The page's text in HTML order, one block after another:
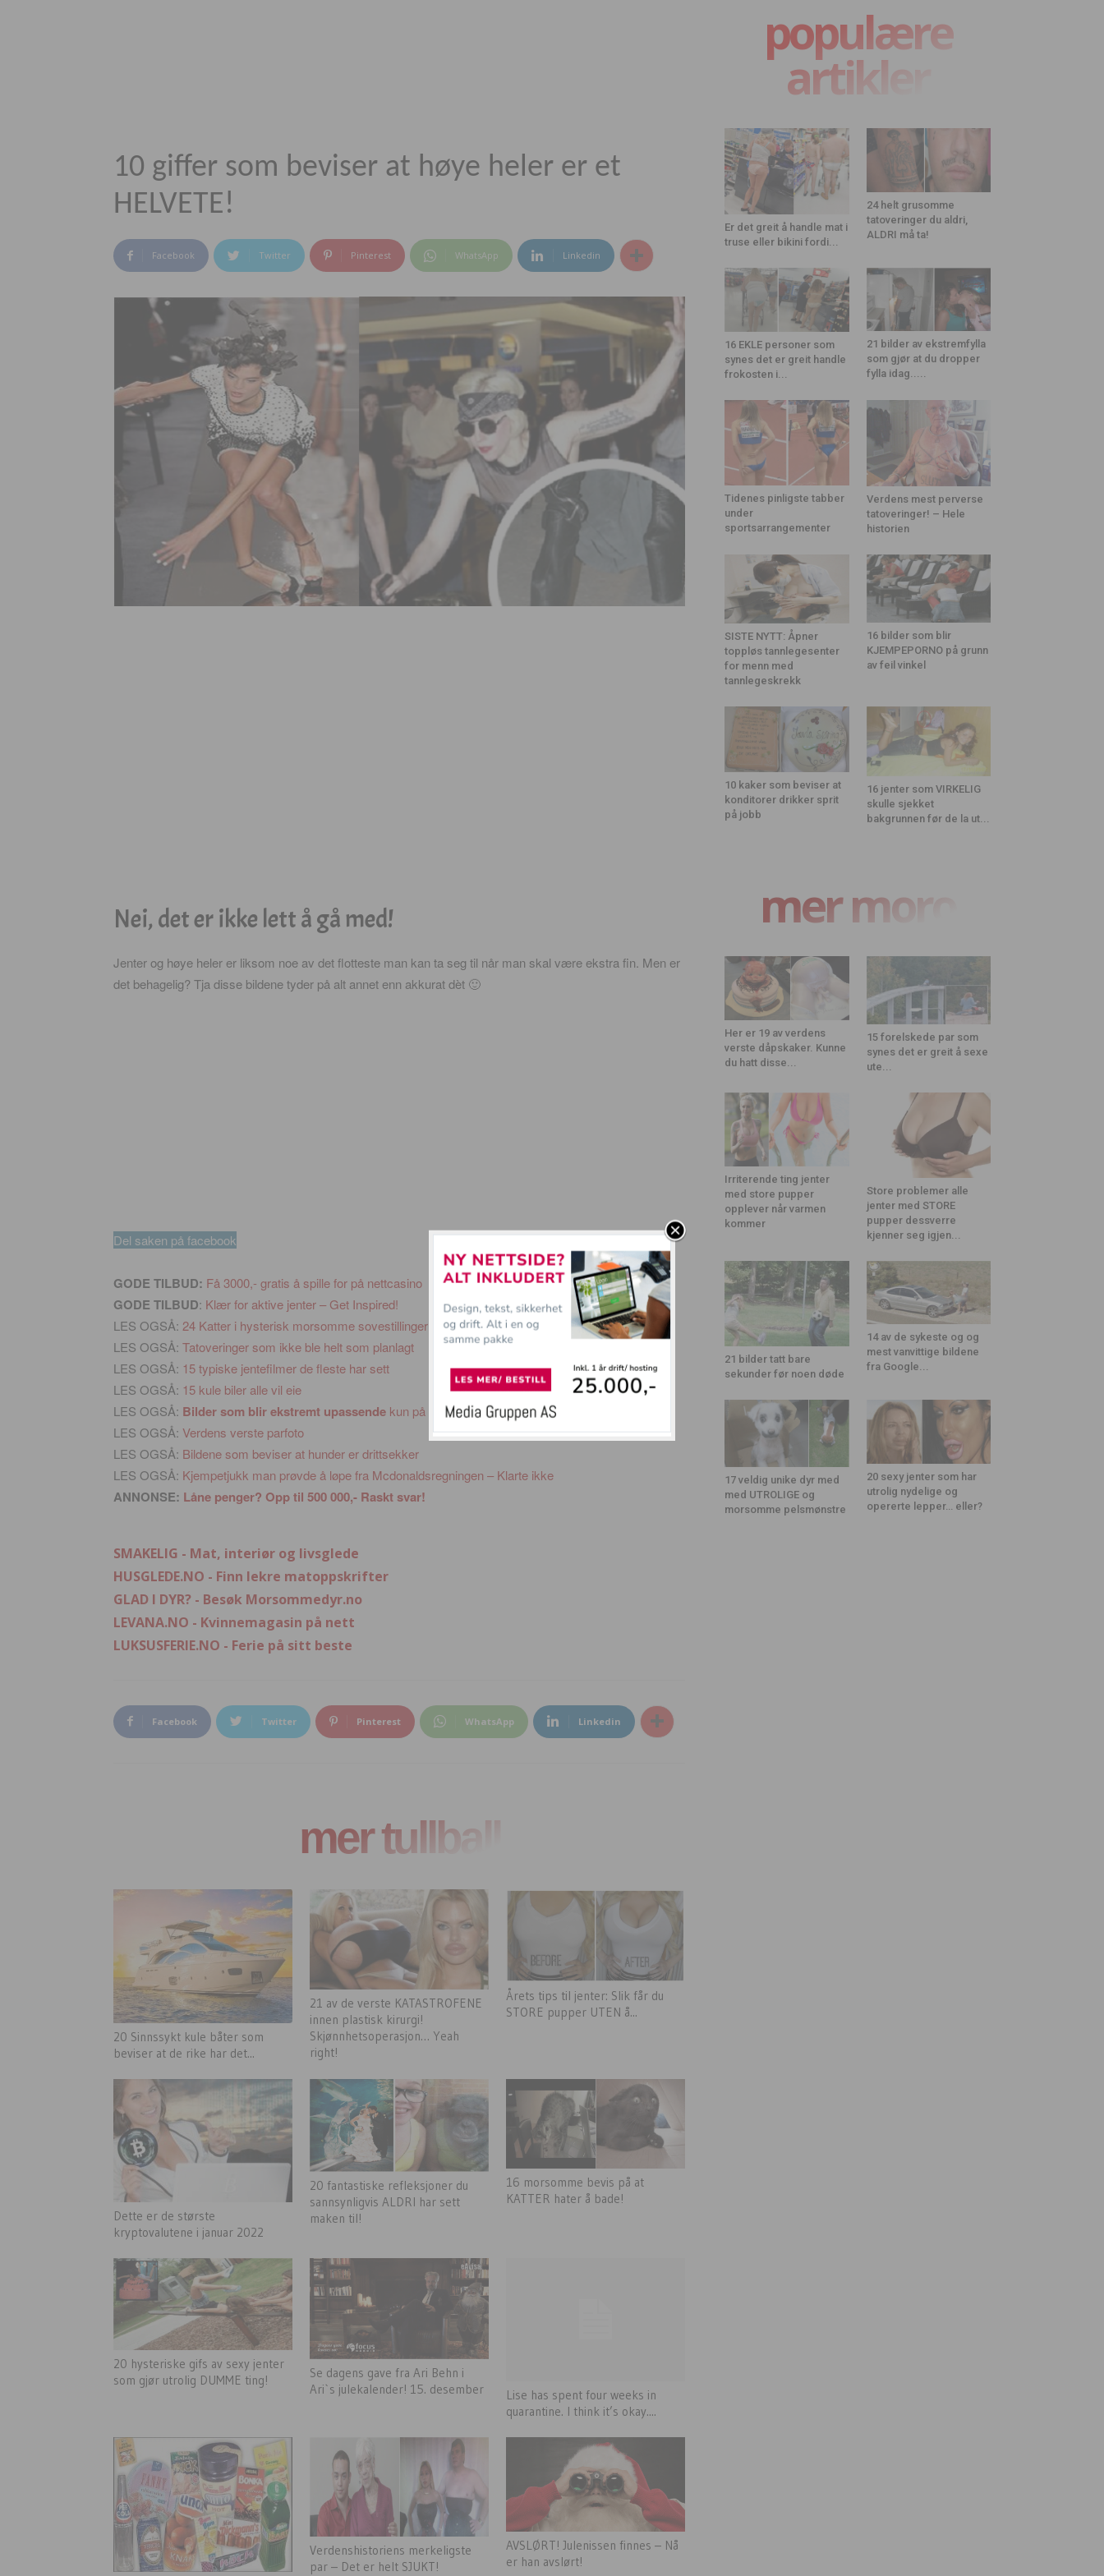
10 giffer som beviser at høye heler er et
HELVETE!
Facebook Twitter Pinterest WhatsApp Linkedin
Nei, det er ikke lett å gå med!
Jenter og høye heler er liksom noe av det flotteste man kan ta seg til når man skal være ekstra fin. Men er
det behagelig? Tja disse bildene tyder på alt annet enn akkurat dèt 🙂
Del saken på facebook
GODE TILBUD: Få 3000,- gratis å spille for på nettcasino
GODE TILBUD: Klær for aktive jenter – Get Inspired!
LES OGSÅ: 24 Katter i hysterisk morsomme sovestillinger
LES OGSÅ: Tatoveringer som ikke ble helt som planlagt
LES OGSÅ: 15 typiske jentefilmer de fleste har sett
LES OGSÅ: 15 kule biler alle vil eie
LES OGSÅ: Bilder som blir ekstremt upassende kun på grunn av en enkel logo
LES OGSÅ: Verdens verste parfoto
LES OGSÅ: Bildene som beviser at hunder er drittsekker
LES OGSÅ: Kjempetjukk man prøvde å løpe fra Mcdonaldsregningen – Klarte ikke
ANNONSE: Låne penger? Opp til 500 000,- Raskt svar!
SMAKELIG - Mat, interiør og livsglede
HUSGLEDE.NO - Finn lekre matoppskrifter
GLAD I DYR? - Besøk Morsommedyr.no
LEVANA.NO - Kvinnemagasin på nett
LUKSUSFERIE.NO - Ferie på sitt beste
Facebook Twitter Pinterest WhatsApp Linkedin
mer tullball
20 Sinnssykt kule båter som
beviser at de rike har det...
21 av de verste KATASTROFENE
innen plastisk kirurgi!
Skjønnhetsoperasjon… Yeah
right!
Årets tips til jenter: Slik får du
STORE pupper UTEN å...
Dette er de største
kryptovalutene i januar 2022
20 fantastiske refleksjoner du
sannsynligvis ALDRI har sett
maken til!
16 morsomme bevis på at
KATTER hater å bade!
20 hysteriske gifs av sexy jenter
som gjør utrolig DUMME ting!
Se dagens gave fra Ari Behn i
Ari`s julekalender! 15. desember
Lise has spent four weeks in
quarantine. I think it’s okay....
Verdenshistoriens merkeligste
par – Det er helt SJUKT!
AVSLØRT! Julenissen finnes – Nå
er han avslørt!
populære
artikler
Er det greit å handle mat i
truse eller bikini fordi...
24 helt grusomme
tatoveringer du aldri,
ALDRI må ta!
16 EKLE personer som
synes det er greit handle
frokosten i...
21 bilder av ekstremfylla
som gjør at du dropper
fylla idag.....
Tidenes pinligste tabber
under
sportsarrangementer
Verdens mest perverse
tatoveringer! – Hele
historien
SISTE NYTT: Åpner
toppløs tannlegesenter
for menn med
tannlegeskrekk
16 bilder som blir
KJEMPEPORNO på grunn
av feil vinkel
10 kaker som beviser at
konditorer drikker sprit
på jobb
16 jenter som VIRKELIG
skulle sjekket
bakgrunnen før de la ut...
mer moro
Her er 19 av verdens
verste dåpskaker. Kunne
du hatt disse...
15 forelskede par som
synes det er greit å sexe
ute...
Irriterende ting jenter
med store pupper
opplever når varmen
kommer
Store problemer alle
jenter med STORE
pupper dessverre
kjenner seg igjen...
21 bilder tatt bare
sekunder før noen døde
14 av de sykeste og og
mest vanvittige bildene
fra Google...
17 veldig unike dyr med
med UTROLIGE og
morsomme pelsmønstre
20 sexy jenter som har
utrolig nydelige og
opererte lepper… eller?